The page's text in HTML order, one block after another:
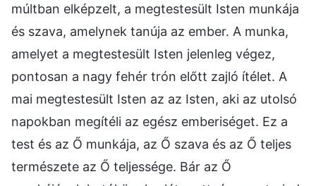
múltban elképzelt, a megtestesült Isten munkája
és szava, amelynek tanúja az ember. A munka,
amelyet a megtestesült Isten jelenleg végez,
pontosan a nagy fehér trón előtt zajló ítélet. A
mai megtestesült Isten az az Isten, aki az utolsó
napokban megítéli az egész emberiséget. Ez a
test és az Ő munkája, az Ő szava és az Ő teljes
természete az Ő teljessége. Bár az Ő